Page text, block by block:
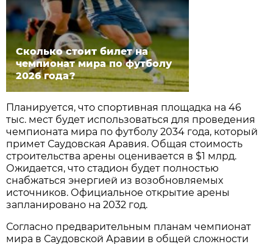
Сколько стоит билет на
чемпионат мира по футболу
2026 года?
Планируется, что спортивная площадка на 46
тыс. мест будет использоваться для проведения
чемпионата мира по футболу 2034 года, который
примет Саудовская Аравия. Общая стоимость
строительства арены оценивается в $1 млрд.
Ожидается, что стадион будет полностью
снабжаться энергией из возобновляемых
источников. Официальное открытие арены
запланировано на 2032 год.
Согласно предварительным планам чемпионат
мира в Саудовской Аравии в общей сложности